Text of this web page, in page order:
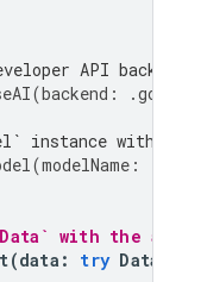
API backend
(backend : .
instance with a
(modelName :
with the
(data : try Data